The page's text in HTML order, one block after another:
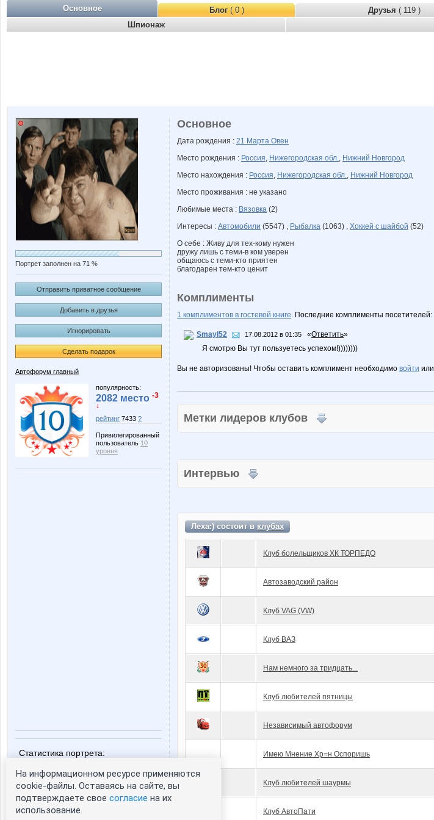
Основное Блог( 0 ) Друзья ( 119 )
Шпионаж
Портрет заполнен на 71 %
Отправить приватное сообщение
Добавить в друзья
Игнорировать
Сделать подарок
Автофорум главный
популярность:
2082 место -3
↓
рейтинг 7433 ?
Привилегированный
пользователь 10
уровня
Статистика портрета:
сейчас просматривают портрет - 0
зарегистрированные пользователи
посетившие портрет за 7 дней - 1
Основное
Дата рождения : 21 Марта Овен
Место рождения : Россия, Нижегородская обл., Нижний Новгород
Место нахождения : Россия, Нижегородская обл., Нижний Новгород
Место проживания : не указано
Любимые места : Вязовка (2)
Интересы : Автомобили (5547) , Рыбалка (1063) , Хоккей с шайбой (52)
О себе : Живу для тех-кому нужен
дружу лишь с теми-в ком уверен
общаюсь с теми-кто приятен
благодарен тем-кто ценит
Комплименты
1 комплиментов в гостевой книге. Последние комплименты посетителей:
Smayl52 17.08.2012 в 01:35 «Ответить»
Я смотрю Вы тут пользуетесь успехом!))))))))
Вы не авторизованы! Чтобы оставить комплимент необходимо войти или
Метки лидеров клубов
Интервью
Леха:) состоит вклубах
Клуб болельщиков ХК ТОРПЕДО
Автозаводский район
Клуб VAG (VW)
Клуб ВАЗ
Нам немного за тридцать...
Клуб любителей пятницы
Независимый автофорум
Имею Мнение Хр=н Оспоришь
Клуб любителей шаурмы
Клуб АвтоПати
На информационном ресурсе применяются
cookie-файлы. Оставаясь на сайте, вы
подтверждаете свое согласие на их
использование.